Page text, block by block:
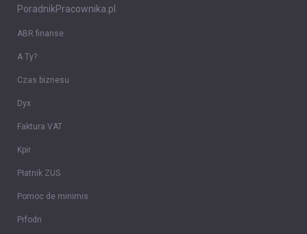
PoradnikPracownika.pl
ABR finanse
A Ty?
Czas biznesu
Dyx
Faktura VAT
Kpir
Płatnik ZUS
Pomoc de minimis
Prfodn